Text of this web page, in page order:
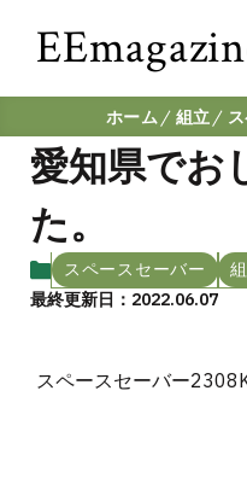
ホーム 組立
愛知県でお
た。
スペースセーバー
最終更新日：2022.06.07
スペースセーバー